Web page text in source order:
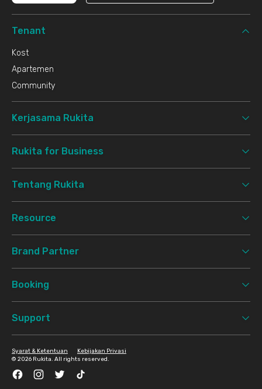
Tenant
Kost
Apartemen
Community
Kerjasama Rukita
Rukita for Business
Tentang Rukita
Resource
Brand Partner
Booking
Support
© 2026 Rukita. All rights reserved.
Syarat & Ketentuan Kebijakan Privasi
FacebookInstagramTwitter TikTok